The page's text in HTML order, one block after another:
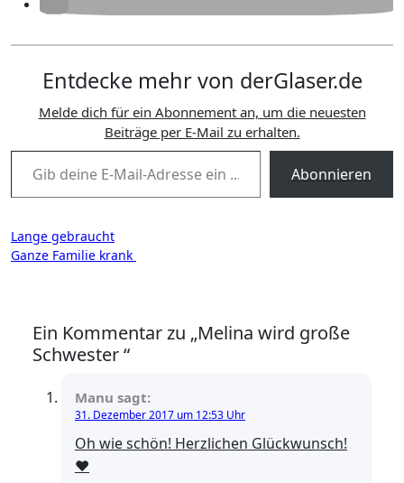
Entdecke mehr von derGlaser.de
Melde dich für ein Abonnement an, um die neuesten
Beiträge per E-Mail zu erhalten.
Gib deine E-Mail-Adresse ein ...
Abonnieren
Beitragsnavigation
Lange gebraucht
Ganze Familie krank
Ein Kommentar zu „Melina wird große
Schwester “
Manu sagt:
31. Dezember 2017 um 12:53 Uhr
Oh wie schön! Herzlichen Glückwunsch!
❤